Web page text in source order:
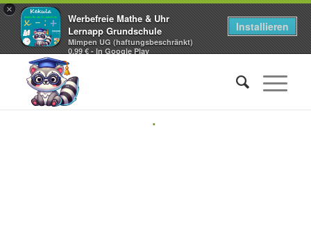
×
Werbefreie Mathe & Uhr
Lernapp Grundschule
Mimpen UG (haftungsbeschränkt)
0,99 € - In Google Play
Installieren